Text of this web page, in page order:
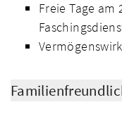
Freie Tage am